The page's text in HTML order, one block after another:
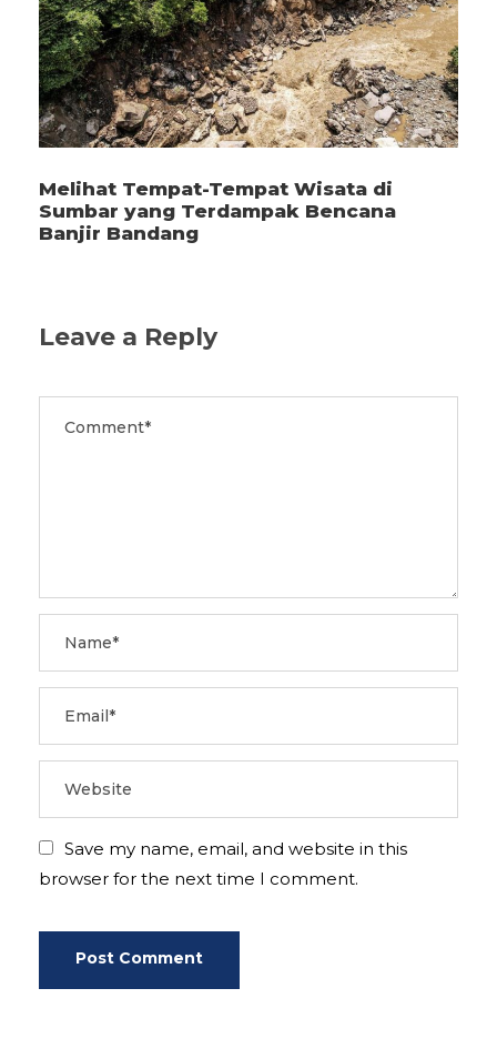
Melihat Tempat-Tempat Wisata di
Sumbar yang Terdampak Bencana
Banjir Bandang
Leave a Reply
Save my name, email, and website in this
browser for the next time I comment.